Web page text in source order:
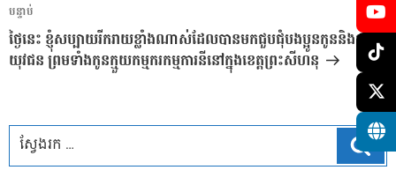
អត្ថបទ
បន្ទាប់
បន្ទាប់
ថ្ងៃនេះ ខ្ញុំសប្បាយរីករាយខ្លាំងណាស់ដែលបានមកជួបជុំបងប្អូនកូននិងក្មួយៗ
យុវជន ព្រមទាំងកូនក្មួយកម្មករកម្មការនីនៅក្នុងខេត្តព្រះសីហនុ
ស្វែ